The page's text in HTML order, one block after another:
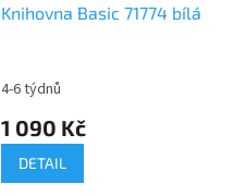
Knihovna Basic 71774 bílá
4-6 týdnů
1 090 Kč
DETAIL